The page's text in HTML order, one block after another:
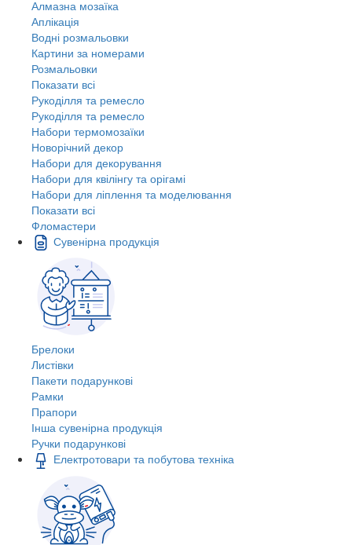
Алмазна мозаїка
Аплікація
Водні розмальовки
Картини за номерами
Розмальовки
Показати всі
Рукоділля та ремесло
Рукоділля та ремесло
Набори термомозаїки
Новорічний декор
Набори для декорування
Набори для квілінгу та орігамі
Набори для ліплення та моделювання
Показати всі
Фломастери
Сувенірна продукція
Брелоки
Листівки
Пакети подарункові
Рамки
Прапори
Інша сувенірна продукція
Ручки подарункові
Електротовари та побутова техніка